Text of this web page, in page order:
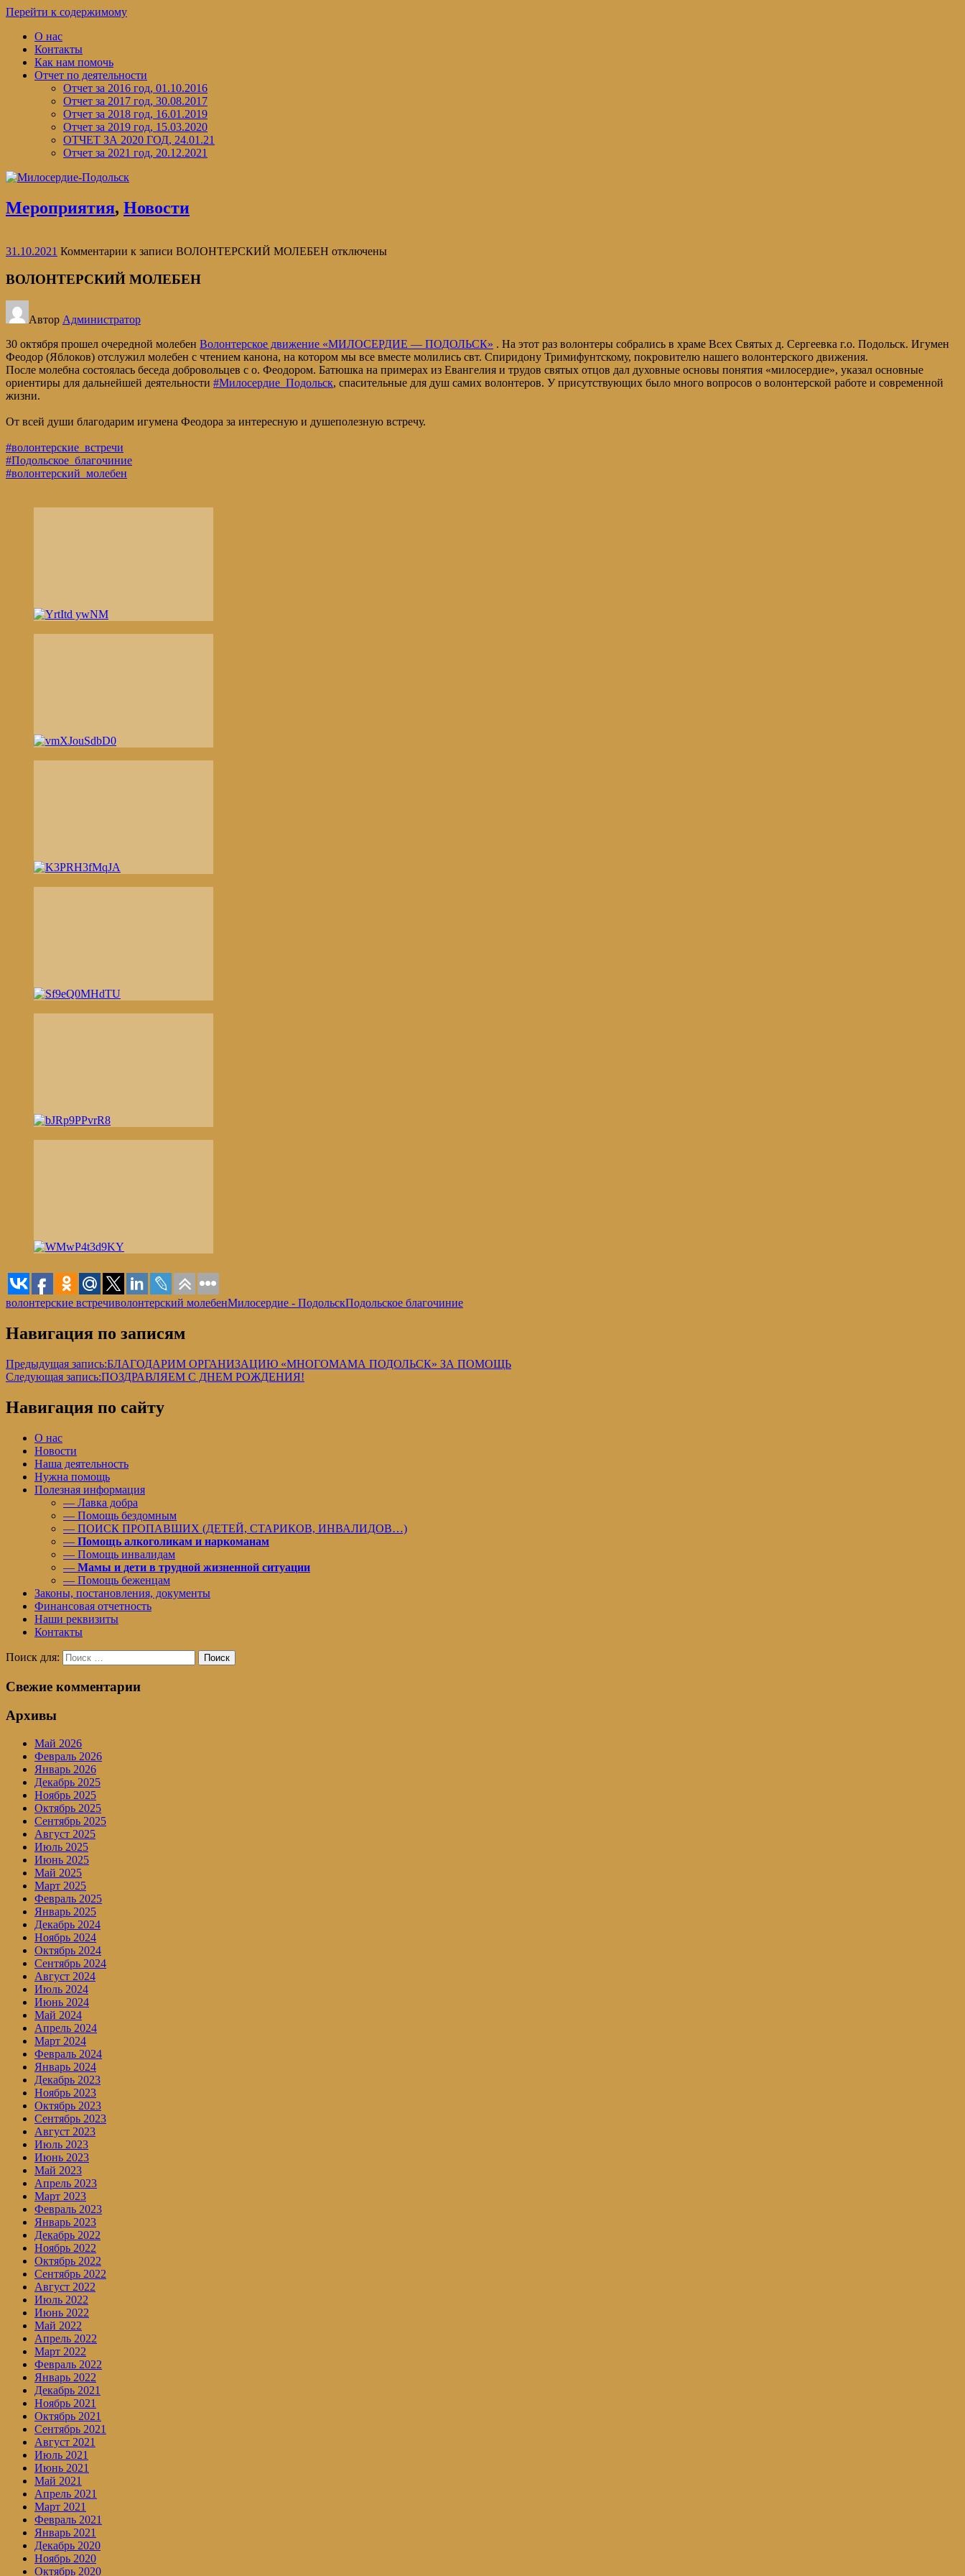
Перейти к содержимому
О нас
Контакты
Как нам помочь
Отчет по деятельности
Отчет за 2016 год, 01.10.2016
Отчет за 2017 год, 30.08.2017
Отчет за 2018 год, 16.01.2019
Отчет за 2019 год, 15.03.2020
ОТЧЕТ ЗА 2020 ГОД, 24.01.21
Отчет за 2021 год, 20.12.2021
Мероприятия, Новости
31.10.2021 Комментарии к записи ВОЛОНТЕРСКИЙ МОЛЕБЕН отключены
ВОЛОНТЕРСКИЙ МОЛЕБЕН
Автор Администратор
30 октября прошел очередной молебен Волонтерское движение «МИЛОСЕРДИЕ — ПОДОЛЬСК» . На этот раз волонтеры собрались в храме Всех Святых д. Сергеевка г.о. Подольск. Игумен
Феодор (Яблоков) отслужил молебен с чтением канона, на котором мы все вместе молились свт. Спиридону Тримифунтскому, покровителю нашего волонтерского движения.
После молебна состоялась беседа добровольцев с о. Феодором. Батюшка на примерах из Евангелия и трудов святых отцов дал духовные основы понятия «милосердие», указал основные
ориентиры для дальнейшей деятельности #Милосердие_Подольск, спасительные для душ самих волонтеров. У присутствующих было много вопросов о волонтерской работе и современной
жизни.
От всей души благодарим игумена Феодора за интересную и душеполезную встречу.
#волонтерские_встречи
#Подольское_благочиние
#волонтерский_молебен
волонтерские встречиволонтерский молебенМилосердие - ПодольскПодольское благочиние
Навигация по записям
Предыдущая запись:БЛАГОДАРИМ ОРГАНИЗАЦИЮ «МНОГОМАМА ПОДОЛЬСК» ЗА ПОМОЩЬ
Следующая запись:ПОЗДРАВЛЯЕМ С ДНЕМ РОЖДЕНИЯ!
Навигация по сайту
О нас
Новости
Наша деятельность
Нужна помощь
Полезная информация
— Лавка добра
— Помощь бездомным
— ПОИСК ПРОПАВШИХ (ДЕТЕЙ, СТАРИКОВ, ИНВАЛИДОВ…)
— Помощь алкоголикам и наркоманам
— Помощь инвалидам
— Мамы и дети в трудной жизненной ситуации
— Помощь беженцам
Законы, постановления, документы
Финансовая отчетность
Наши реквизиты
Контакты
Поиск для: Поиск
Свежие комментарии
Архивы
Май 2026
Февраль 2026
Январь 2026
Декабрь 2025
Ноябрь 2025
Октябрь 2025
Сентябрь 2025
Август 2025
Июль 2025
Июнь 2025
Май 2025
Март 2025
Февраль 2025
Январь 2025
Декабрь 2024
Ноябрь 2024
Октябрь 2024
Сентябрь 2024
Август 2024
Июль 2024
Июнь 2024
Май 2024
Апрель 2024
Март 2024
Февраль 2024
Январь 2024
Декабрь 2023
Ноябрь 2023
Октябрь 2023
Сентябрь 2023
Август 2023
Июль 2023
Июнь 2023
Май 2023
Апрель 2023
Март 2023
Февраль 2023
Январь 2023
Декабрь 2022
Ноябрь 2022
Октябрь 2022
Сентябрь 2022
Август 2022
Июль 2022
Июнь 2022
Май 2022
Апрель 2022
Март 2022
Февраль 2022
Январь 2022
Декабрь 2021
Ноябрь 2021
Октябрь 2021
Сентябрь 2021
Август 2021
Июль 2021
Июнь 2021
Май 2021
Апрель 2021
Март 2021
Февраль 2021
Январь 2021
Декабрь 2020
Ноябрь 2020
Октябрь 2020